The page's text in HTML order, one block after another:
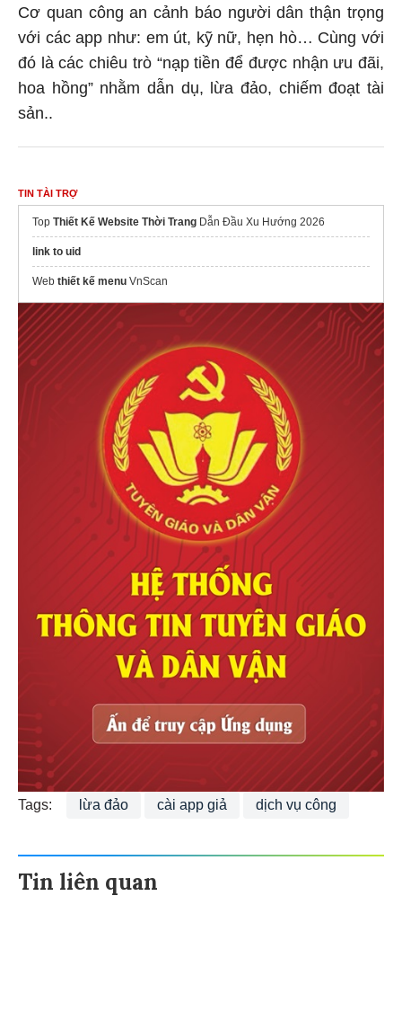
Cơ quan công an cảnh báo người dân thận trọng
với các app như: em út, kỹ nữ, hẹn hò… Cùng với
đó là các chiêu trò “nạp tiền để được nhận ưu đãi,
hoa hồng” nhằm dẫn dụ, lừa đảo, chiếm đoạt tài
sản..
TIN TÀI TRỢ
Top Thiết Kế Website Thời Trang Dẫn Đầu Xu Hướng 2026
link to uid
Web thiết kế menu VnScan
Tags: lừa đảo cài app giả dịch vụ công
Tin liên quan